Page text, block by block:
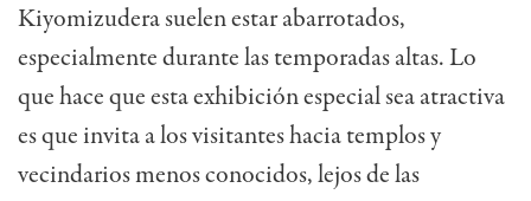
Kiyomizudera suelen estar abarrotados,
especialmente durante las temporadas altas. Lo
que hace que esta exhibición especial sea atractiva
es que invita a los visitantes hacia templos y
vecindarios menos conocidos, lejos de las